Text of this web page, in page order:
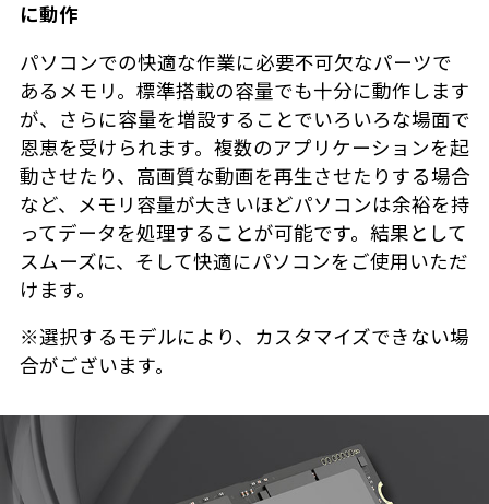
に動作
パソコンでの快適な作業に必要不可欠なパーツで
あるメモリ。標準搭載の容量でも十分に動作します
が、さらに容量を増設することでいろいろな場面で
恩恵を受けられます。複数のアプリケーションを起
動させたり、高画質な動画を再生させたりする場合
など、メモリ容量が大きいほどパソコンは余裕を持
ってデータを処理することが可能です。結果として
スムーズに、そして快適にパソコンをご使用いただ
けます。
※選択するモデルにより、カスタマイズできない場
合がございます。